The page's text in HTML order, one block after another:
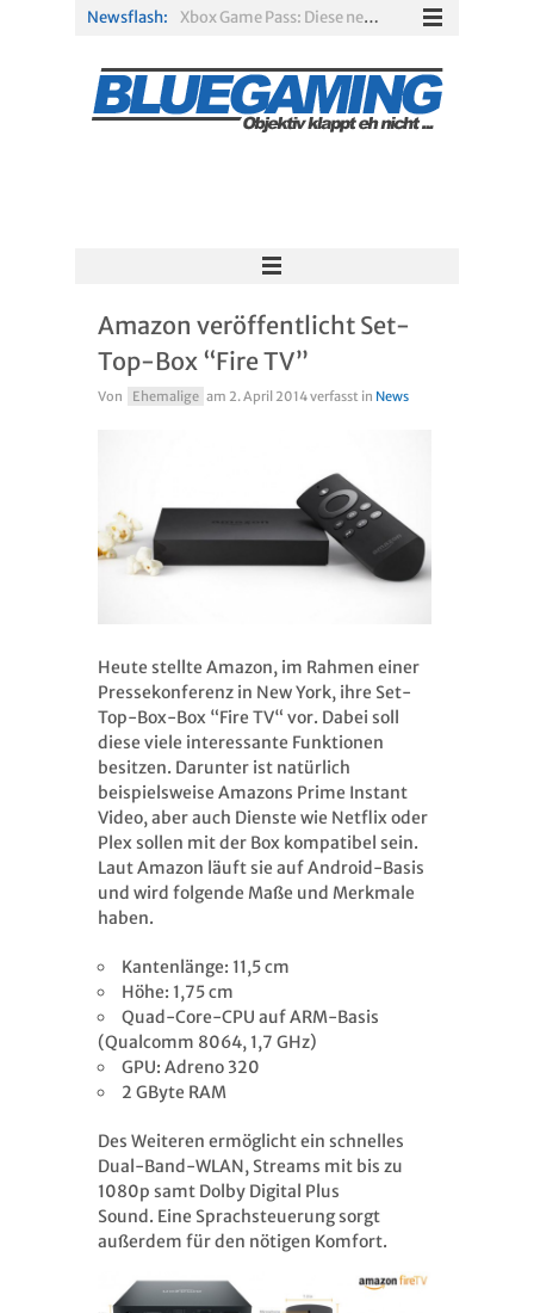
Newsflash:
Xbox Game Pass: Diese neuen Spiele erscheinen im August 2026
Gamescom 2026: Sony fehlt zum siebten Mal in Folge
PS5-Disc vor dem Aus: Warum der Fan-Protest gegen Sony ins Leere läuft
Solarpunk im Test: Entspannter Aufbau über den Wolken
Amazon veröffentlicht Set-
Top-Box “Fire TV”
Von Ehemalige am 2. April 2014verfasst in News
Heute stellte Amazon, im Rahmen einer
Pressekonferenz in New York, ihre Set-
Top-Box-Box “Fire TV“ vor. Dabei soll
diese viele interessante Funktionen
besitzen. Darunter ist natürlich
beispielsweise Amazons Prime Instant
Video, aber auch Dienste wie Netflix oder
Plex sollen mit der Box kompatibel sein.
Laut Amazon läuft sie auf Android-Basis
und wird folgende Maße und Merkmale
haben.
Kantenlänge: 11,5 cm
Höhe: 1,75 cm
Quad-Core-CPU auf ARM-Basis
(Qualcomm 8064, 1,7 GHz)
GPU: Adreno 320
2 GByte RAM
Des Weiteren ermöglicht ein schnelles
Dual-Band-WLAN, Streams mit bis zu
1080p samt Dolby Digital Plus
Sound. Eine Sprachsteuerung sorgt
außerdem für den nötigen Komfort.